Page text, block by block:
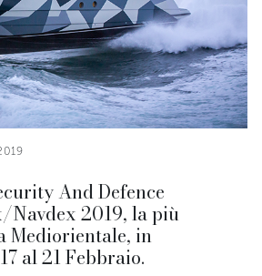
And Defence
Navdex 2019, la più
Mediorientale, in
al 21 Febbraio.